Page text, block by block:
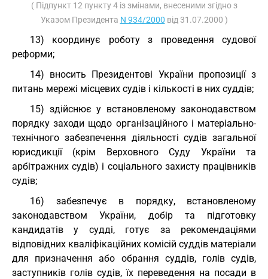
( Підпункт 12 пункту 4 із змінами, внесеними згідно з
Указом Президента N 934/2000 від 31.07.2000 )
13) координує роботу з проведення судової
реформи;
14) вносить Президентові України пропозиції з
питань мережі місцевих судів і кількості в них суддів;
15) здійснює у встановленому законодавством
порядку заходи щодо організаційного і матеріально-
технічного забезпечення діяльності судів загальної
юрисдикції (крім Верховного Суду України та
арбітражних судів) і соціального захисту працівників
судів;
16) забезпечує в порядку, встановленому
законодавством України, добір та підготовку
кандидатів у судді, готує за рекомендаціями
відповідних кваліфікаційних комісій суддів матеріали
для призначення або обрання суддів, голів судів,
заступників голів судів, їх переведення на посади в